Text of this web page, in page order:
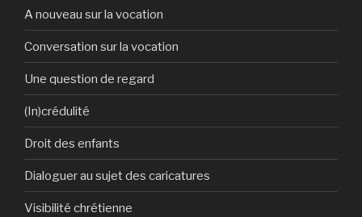
A nouveau sur la vocation
Conversation sur la vocation
Une question de regard
(In)crédulité
Droit des enfants
Dialoguer au sujet des caricatures
Visibilité chrétienne